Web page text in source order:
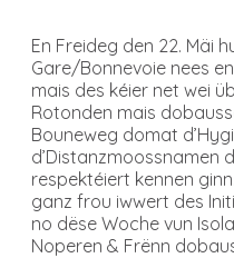
En Freideg den 22. Mäi
Gare/Bonnevoie nees
mais des kéier net wei
Rotonden mais
Bouneweg domat
d’Distanzmoossnamen
respektéiert kennen
ganz frou iwwert des
no dëse Woche vun
Noperen & Frënn